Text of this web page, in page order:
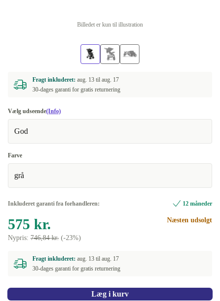
Billedet er kun til illustration
Fragt inkluderet: aug. 13 til aug. 17
30-dages garanti for gratis returnering
Vælg udseende(Info)
God
Farve
grå
Inkluderet garanti fra forhandleren: 12 måneder
575 kr.
Nypris: 746,84 kr. (-23%)
Næsten udsolgt
Fragt inkluderet: aug. 13 til aug. 17
30-dages garanti for gratis returnering
Læg i kurv